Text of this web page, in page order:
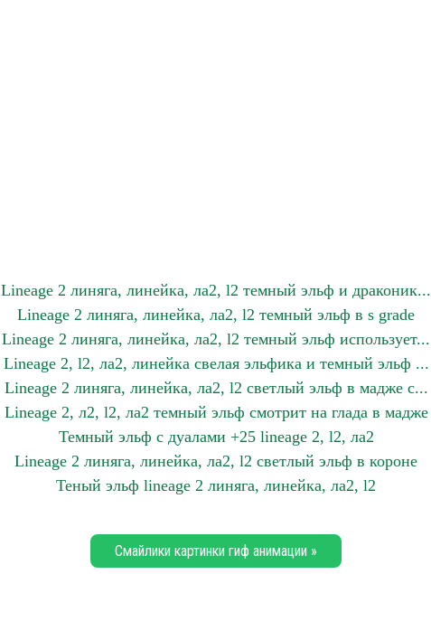
Lineage 2 линяга, линейка, ла2, l2 темный эльф и драконик...
Lineage 2 линяга, линейка, ла2, l2 темный эльф в s grade
Lineage 2 линяга, линейка, ла2, l2 темный эльф использует...
Lineage 2, l2, ла2, линейка свелая эльфика и темный эльф ...
Lineage 2 линяга, линейка, ла2, l2 светлый эльф в мадже с...
Lineage 2, л2, l2, ла2 темный эльф смотрит на глада в мадже
Темный эльф с дуалами +25 lineage 2, l2, ла2
Lineage 2 линяга, линейка, ла2, l2 светлый эльф в короне
Теный эльф lineage 2 линяга, линейка, ла2, l2
Смайлики картинки гиф анимации »